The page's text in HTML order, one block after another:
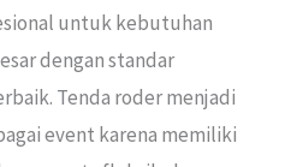
untuk kebutuhan
dengan standar
Tenda roder menjadi
event karena memiliki